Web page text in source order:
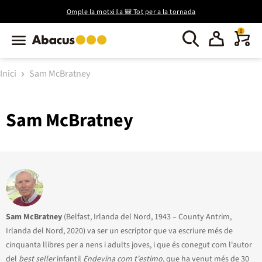
Omple la motxilla 🎒 Tot per a la tornada
0
Inici Sam McBratney
Sam McBratney
Sam McBratney (Belfast, Irlanda del Nord, 1943 – County Antrim,
Irlanda del Nord, 2020) va ser un escriptor que va escriure més de
cinquanta llibres per a nens i adults joves, i que és conegut com l'autor
del best sellerinfantil Endevina com t'estimo, que ha venut més de 30